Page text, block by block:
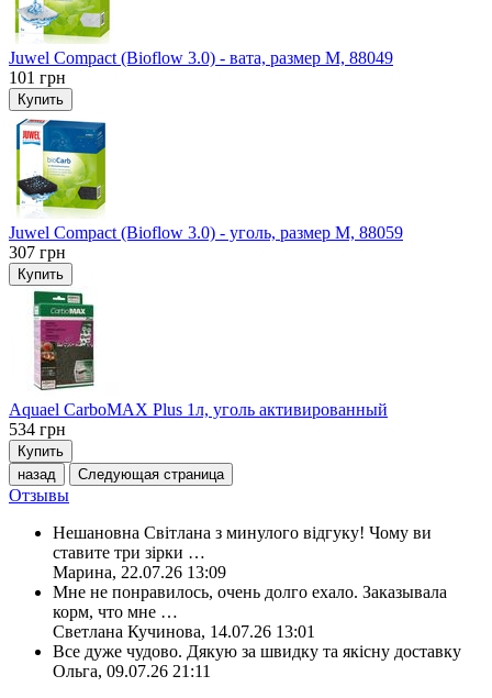
Juwel Compact (Bioflow 3.0) - вата, размер M, 88049
101 грн
Купить
Juwel Compact (Bioflow 3.0) - уголь, размер M, 88059
307 грн
Купить
Aquael CarboMAX Plus 1л, уголь активированный
534 грн
Купить
назад
Следующая страница
Отзывы
Нешановна Світлана з минулого відгуку! Чому ви
ставите три зірки …
Марина, 22.07.26 13:09
Мне не понравилось, очень долго ехало. Заказывала
корм, что мне …
Светлана Кучинова, 14.07.26 13:01
Все дуже чудово. Дякую за швидку та якісну доставку
Ольга, 09.07.26 21:11